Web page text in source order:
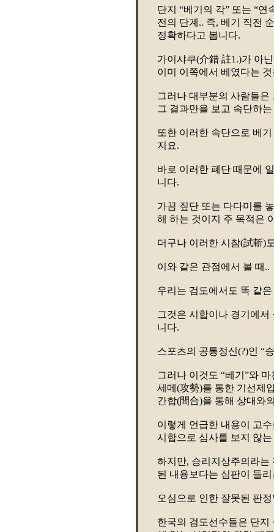
단지 “베기의 각” 또는 “
전의 단계.. 즉, 베기 직전
정확하다고 봅니다.
가이샤쿠(介錯 註1.)가 아
이미 이쪽에서 베였다는
그러나 대부분의 사람들
그 결과만을 보고 속단하
또한 이러한 속단으로 베
지요.
바로 이러한 폐단 때문에
니다.
가끔 짚단 또는 다다미를
해 하는 것이지 주 목적은
더구나 이러한 시참(試斬)
이와 같은 관점에서 볼 때..
우리는 검도에서도 똑 같
그것은 시합이나 경기에
니다.
스포츠의 공통정신(?)인 “
그러나 이것도 “베기”와
세메(攻勢)를 통한 기선제
간합(間合)을 통해 상대와
이렇게 언급한 내용이 고
시합으로 심사를 보지 않
하지만, 승리지상주의라는
된 내용보다는 심판이 들
오심으로 인한 잘못된 판
한국의 검도선수들은 단지